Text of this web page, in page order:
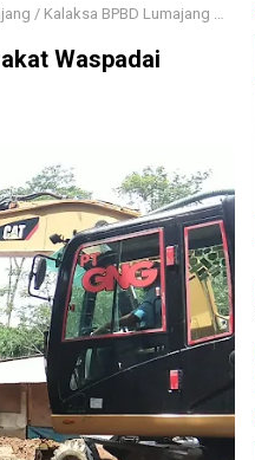
/ Kalaksa BPBD Lumajang minta Masyarakat Waspadai Dampak La Nina
Waspadai